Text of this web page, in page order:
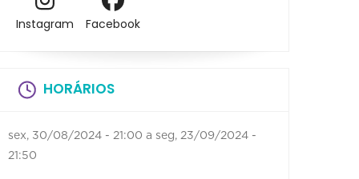
Instagram Facebook
HORÁRIOS
sex, 30/08/2024 - 21:00 a seg, 23/09/2024 -
21:50